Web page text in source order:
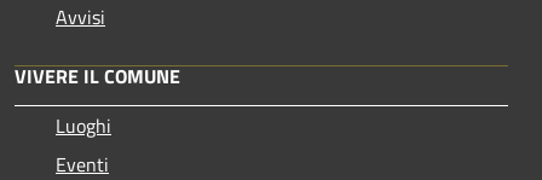
Avvisi
VIVERE IL COMUNE
Luoghi
Eventi